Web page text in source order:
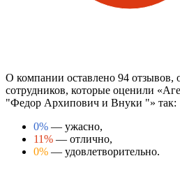
О компании оставлено 94 отзывов,
сотрудников, которые оценили
"Федор Архипович и Внуки "» так:
0% — ужасно,
11% — отлично,
0% — удовлетворительно.